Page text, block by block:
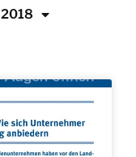
2018